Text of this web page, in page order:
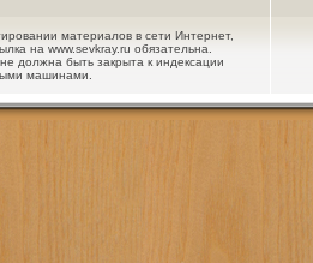
материалов в сети Интернет,
на www.sevkray.ru обязательна.
должна быть закрыта к индексации
машинами.